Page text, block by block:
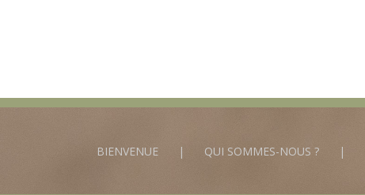
BIENVENUE QUI SOMMES-NOUS ?